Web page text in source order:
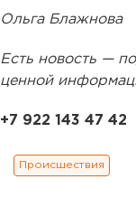
Ольга Блажнова
Есть новость —
ценной
+7 922 143 47 42
Происшествия